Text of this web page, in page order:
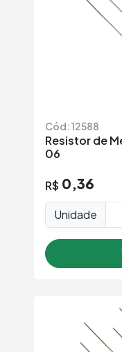
Cód: 12588
Resistor de
06
R$ 0,36
Unidade